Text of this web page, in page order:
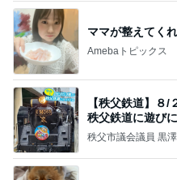
ママが整えてく
Amebaトピックス
【秩父鉄道】
秩父鉄道に遊び
秩父市議会議員 黒